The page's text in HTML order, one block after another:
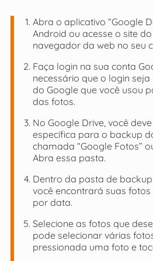
Abra o aplicativo “Google
Android ou acesse o site
navegador da web no seu
Faça login na sua conta
necessário que o login
do Google que você usou
das fotos.
No Google Drive, você
específica para o backup
chamada “Google Fotos”
Abra essa pasta.
Dentro da pasta de
você encontrará suas
por data.
Selecione as fotos que
pode selecionar várias
pressionada uma foto e